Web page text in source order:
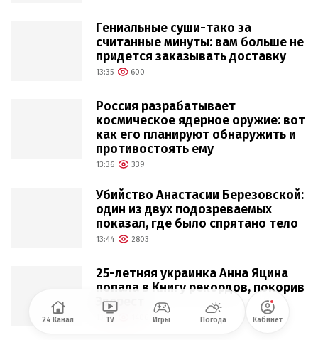
Гениальные суши-тако за
считанные минуты: вам больше не
придется заказывать доставку
13:35 600
Россия разрабатывает
космическое ядерное оружие: вот
как его планируют обнаружить и
противостоять ему
13:36 339
Убийство Анастасии Березовской:
один из двух подозреваемых
показал, где было спрятано тело
13:44 2803
25-летняя украинка Анна Яцина
попала в Книгу рекордов, покорив
Эверест
13:44
24 Канал TV Игры Погода Кабинет